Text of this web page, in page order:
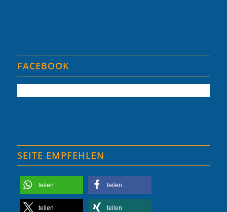
FACEBOOK
SEITE EMPFEHLEN
teilen teilen
teilen teilen